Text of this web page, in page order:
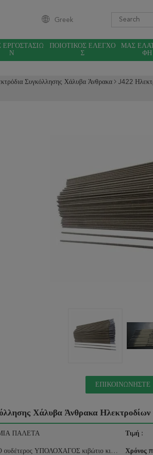
Greek
ΕΡΓΟΣΤΑΣΊΩ
Ν
ΠΟΙΟΤΙΚΌΣ ΈΛΕΓΧΟ
Σ
ΜΑΣ
ΦΉ
Συγκόλλησης Χάλυβα Άνθρακα
J422
ΕΠΙΚΟΙΝΩΝΉΣΤΕ
Χάλυβα Άνθρακα
ΠΑΛΕΤΑ Τιμή :
Ο ουδέτερος ΥΠΟΛΟΧΑΓΟΣ κιβώτιο κιβωτίων εμπορικών σημάτων χρώματος box/OEM Χρόνος